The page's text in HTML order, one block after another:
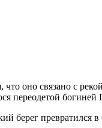
оно связано с рекой
переодетой богиней
берег превратился в